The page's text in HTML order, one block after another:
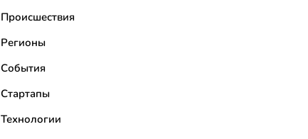
Происшествия
Регионы
События
Стартапы
Технологии